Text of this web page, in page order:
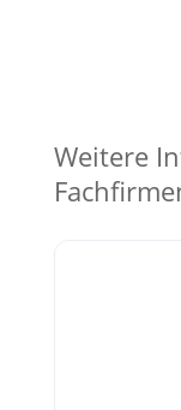
Weitere